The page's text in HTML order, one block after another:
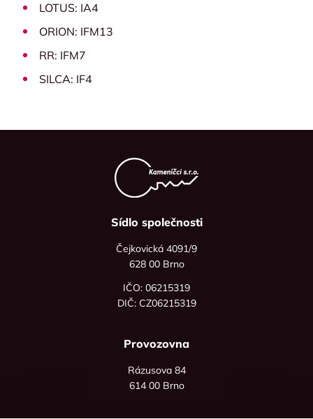
LOTUS: IA4
ORION: IFM13
RR: IFM7
SILCA: IF4
Sídlo společnosti
Čejkovická 4091/9
628 00 Brno
IČO: 06215319
DIČ: CZ06215319
Provozovna
Rázusova 84
614 00 Brno